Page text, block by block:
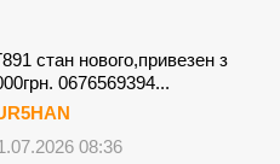
стан нового,привезен з
0676569394...
08:36